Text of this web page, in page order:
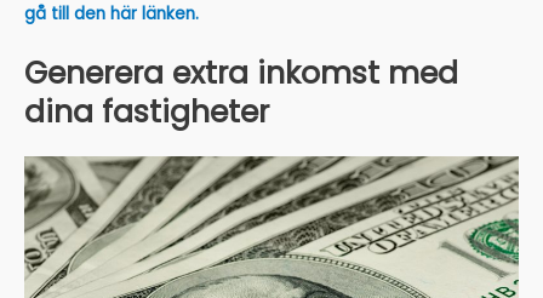
gå till den här länken.
Generera extra inkomst med
dina fastigheter